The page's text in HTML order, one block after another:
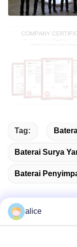
Tag:
Baterai Surya
Baterai
alice